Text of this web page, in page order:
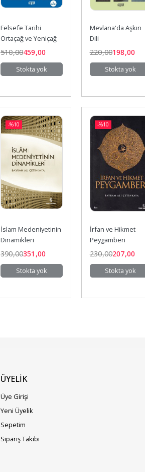
Felsefe Tarihi
Ortaçağ ve Yeniçağ
510,00459,00
Stokta yok
Mevlana'da Aşkın
Dili
220,00198,00
Stokta yok
-%10
İslam Medeniyetinin
Dinamikleri
390,00351 ,00
Stokta yok
-%10
İrfan ve Hikmet
Peygamberi
230,00207,00
Stokta yok
ÜYELIK
Üye Girişi
Yeni Üyelik
Sepetim
Sipariş Takibi